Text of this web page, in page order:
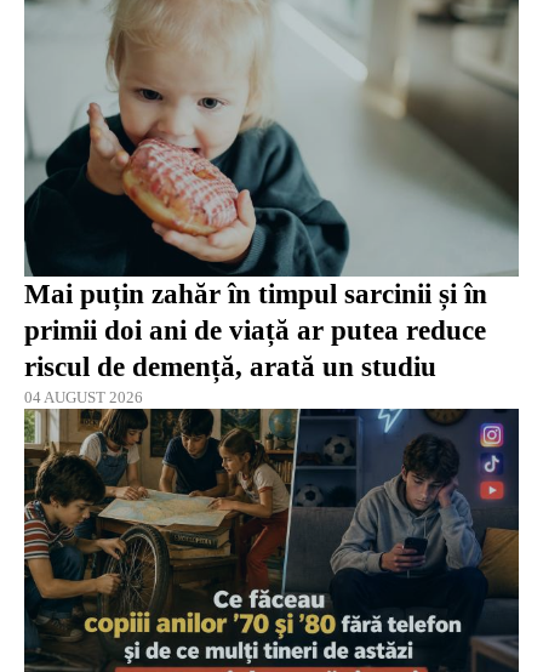
Mai puțin zahăr în timpul sarcinii și în
primii doi ani de viață ar putea reduce
riscul de demență, arată un studiu
04 AUGUST 2026